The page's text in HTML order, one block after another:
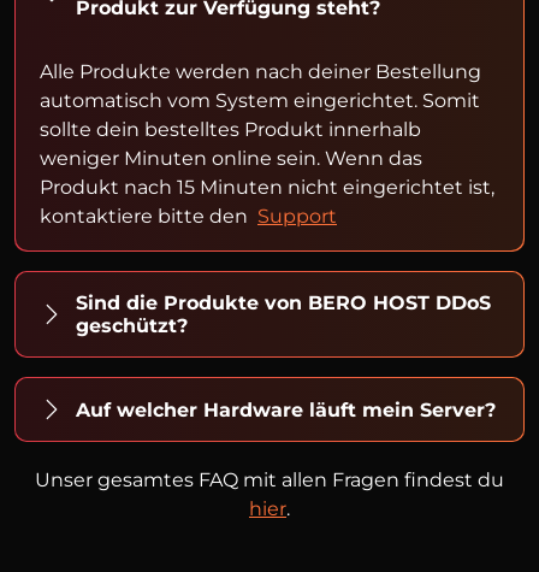
Produkt zur Verfügung steht?
Alle Produkte werden nach deiner Bestellung
automatisch vom System eingerichtet. Somit
sollte dein bestelltes Produkt innerhalb
weniger Minuten online sein. Wenn das
Produkt nach 15 Minuten nicht eingerichtet ist,
kontaktiere bitte den Support
Sind die Produkte von BERO HOST DDoS
geschützt?
Auf welcher Hardware läuft mein Server?
Unser gesamtes FAQ mit allen Fragen findest du
hier.